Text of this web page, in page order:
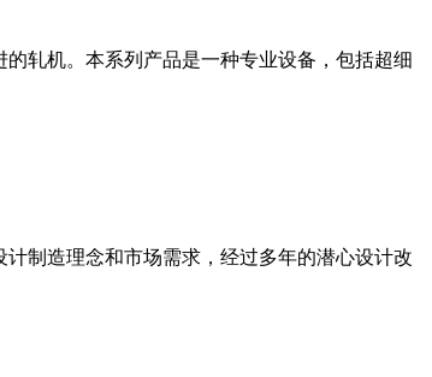
轧机。本系列产品是一种专业设备，包括超细
制造理念和市场需求，经过多年的潜心设计改